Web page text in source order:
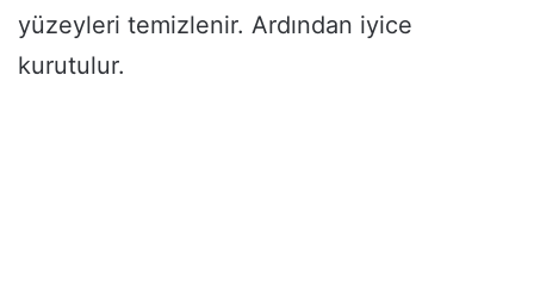
yüzeyleri temizlenir. Ardından iyice
kurutulur.